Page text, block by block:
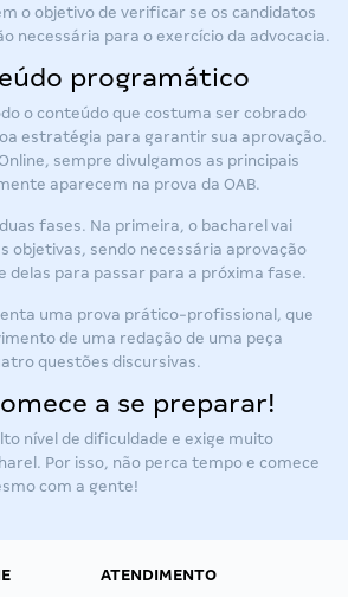
o objetivo de verificar se os candidatos
necessária para o exercício da advocacia.
programático
o conteúdo que costuma ser cobrado
estratégia para garantir sua aprovação.
sempre divulgamos as principais
aparecem na prova da OAB.
fases. Na primeira, o bacharel vai
objetivas, sendo necessária aprovação
delas para passar para a próxima fase.
uma prova prático-profissional, que
de uma redação de uma peça
questões discursivas.
a se preparar!
nível de dificuldade e exige muito
Por isso, não perca tempo e comece
com a gente!
ATENDIMENTO